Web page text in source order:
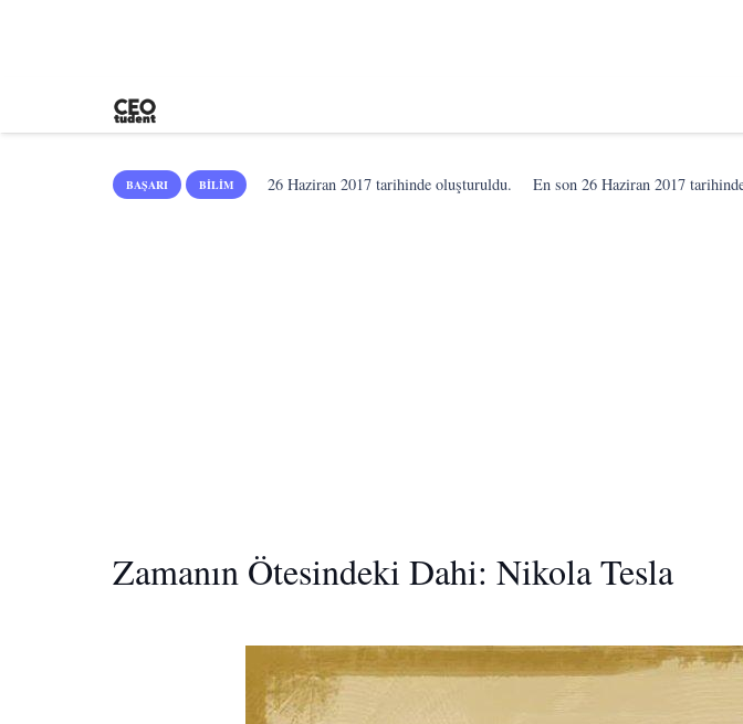
BAŞARI BILIM 26 Haziran 2017 tarihinde oluşturuldu. En son26 Haziran 2017
Zamanın Ötesindeki Dahi: Nikola Tesla